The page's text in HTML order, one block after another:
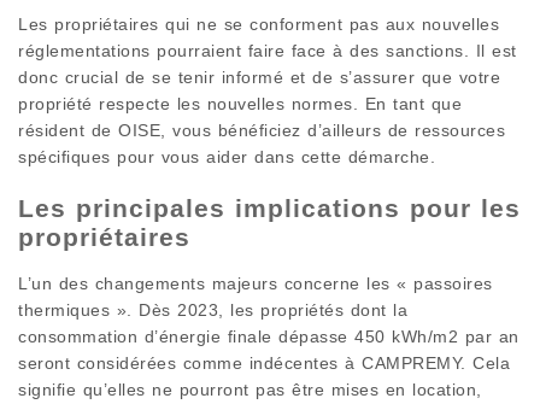
Les propriétaires qui ne se conforment pas aux nouvelles
réglementations pourraient faire face à des sanctions. Il est
donc crucial de se tenir informé et de s’assurer que votre
propriété respecte les nouvelles normes. En tant que
résident de OISE, vous bénéficiez d’ailleurs de ressources
spécifiques pour vous aider dans cette démarche.
Les principales implications pour les
propriétaires
L’un des changements majeurs concerne les « passoires
thermiques ». Dès 2023, les propriétés dont la
consommation d’énergie finale dépasse 450 kWh/m2 par an
seront considérées comme indécentes à CAMPREMY. Cela
signifie qu’elles ne pourront pas être mises en location,